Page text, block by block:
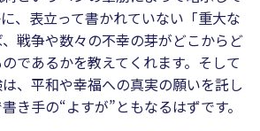
、表立って書かれていない「重大な
戦争や数々の不幸の芽がどこからど
であるかを教えてくれます。そして
、平和や幸福への真実の願いを託し
き手の“よすが”ともなるはずです。